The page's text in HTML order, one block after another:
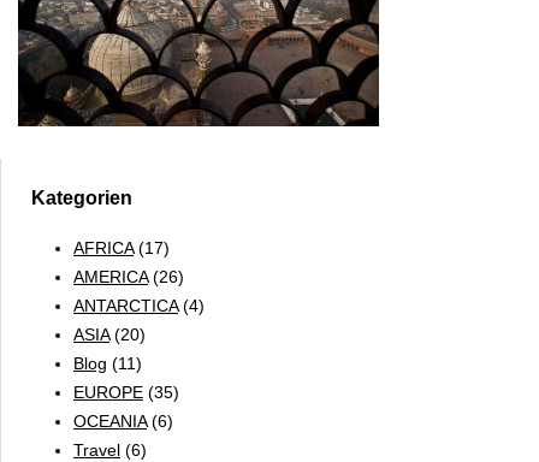
Kategorien
AFRICA(17)
AMERICA(26)
ANTARCTICA(4)
ASIA(20)
Blog (11)
EUROPE (35)
OCEANIA(6)
Travel (6)